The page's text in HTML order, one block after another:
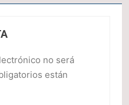
no será
están